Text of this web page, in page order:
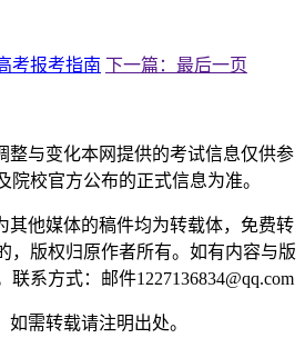
考报考指南 下一篇：最后一页
整与变化本网提供的考试信息仅供参
院校官方公布的正式信息为准。
其他媒体的稿件均为转载体，免费转
，版权归原作者所有。如有内容与版
系方式：邮件1227136834@qq.com
需转载请注明出处。